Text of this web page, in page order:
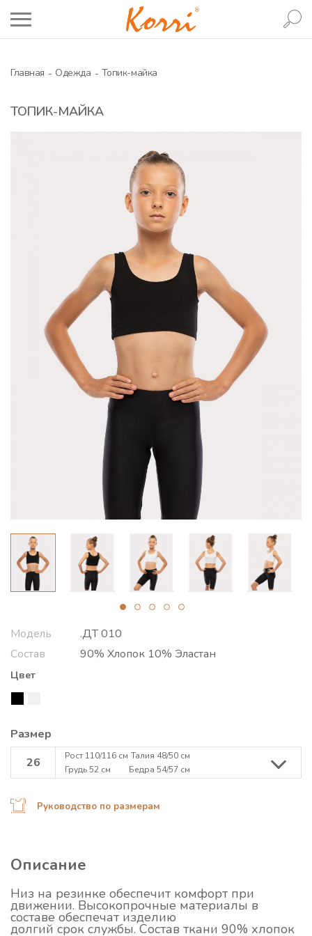
Главная Одежда Топик-майка
ТОПИК-МАЙКА
Модель
.ДТ 010
Состав
90% Хлопок 10% Эластан
Цвет
Размер
26
Рост 110/116 см Талия 48/50 см
Грудь 52 см
Бедра 54/57 см
Руководство по размерам
Описание
Низ на резинке обеспечит комфорт при
движении. Высокопрочные материалы в
составе обеспечат изделию
долгий срок службы. Состав ткани 90% хлопок